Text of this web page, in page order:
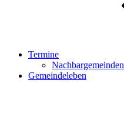
Termine
Nachbargemeinden
Gemeindeleben